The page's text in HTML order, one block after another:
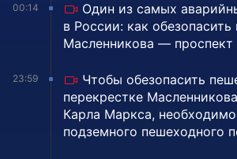
00:14
Один из самых
в России: как обезопасить
Масленникова —
23:59
Чтобы обезопасить
перекрестке
Карла Маркса,
подземного пешеходного